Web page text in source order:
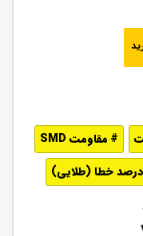
مقاومت SMD